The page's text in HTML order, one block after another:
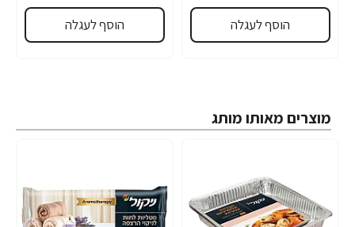
הוסף לעגלה הוסף לעגלה
מוצרים מאותו מותג